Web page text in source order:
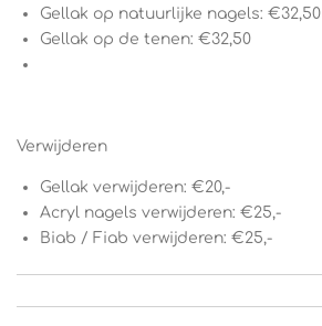
Gellak op natuurlijke nagels: €32,50
Gellak op de tenen: €32,50
Verwijderen
Gellak verwijderen: €20,-
Acryl nagels verwijderen: €25,-
Biab / Fiab verwijderen: €25,-